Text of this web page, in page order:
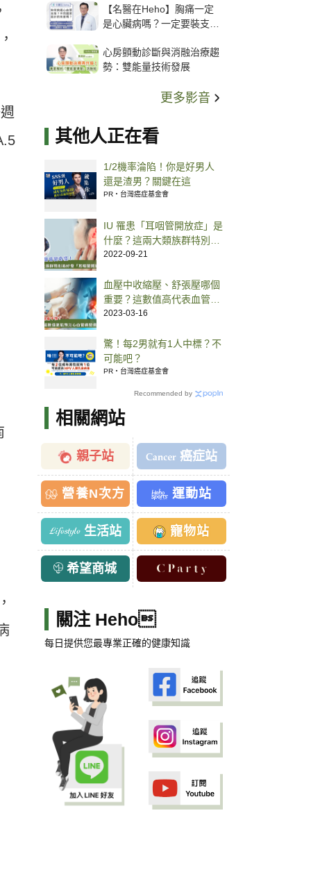
【名醫在Heho】胸痛一定
是心臟病嗎？一定要裝支
解析支架種類、風險與選擇
關鍵
心房顫動診斷與消融治療趨
勢：雙能量技術發展
更多影音
其他人正在看
1/2機率淪陷！你是好男人
還是渣男？關鍵在這
PR・台灣癌症基金會
IU 罹患「耳咽管開放症」是
什麼？這兩大類族群特別易
好發
2022-09-21
血壓中收縮壓、舒張壓哪個
重要？這數值高代表血管硬
化嚴重
2023-03-16
驚！每2男就有1人中標？不
可能吧？
PR・台灣癌症基金會
Recommended by
相關網站
親子站 癌症站
營養N次方 運動站
生活站 寵物站
希望商城
關注 Heho
每日提供您最專業正確的健康知識